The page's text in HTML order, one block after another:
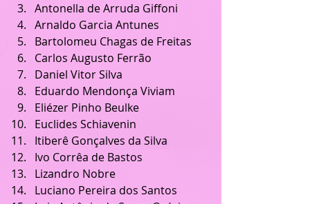
Antonella de Arruda Giffoni
Arnaldo Garcia Antunes
Bartolomeu Chagas de Freitas
Carlos Augusto Ferrão
Daniel Vitor Silva
Eduardo Mendonça Viviam
Eliézer Pinho Beulke
Euclides Schiavenin
Itiberê Gonçalves da Silva
Ivo Corrêa de Bastos
Lizandro Nobre
Luciano Pereira dos Santos